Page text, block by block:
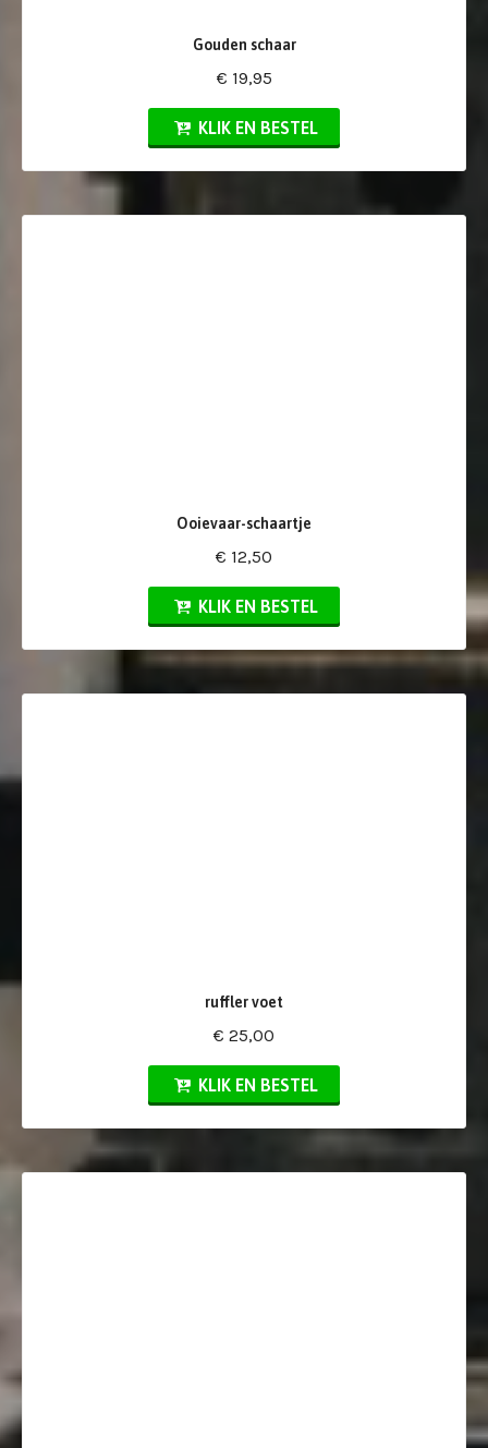
Gouden schaar
€ 19,95
KLIK EN BESTEL
Ooievaar-schaartje
€ 12,50
KLIK EN BESTEL
ruffler voet
€ 25,00
KLIK EN BESTEL